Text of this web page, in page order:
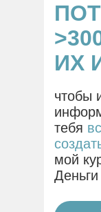
ИХ
чтобы
тебя
мой